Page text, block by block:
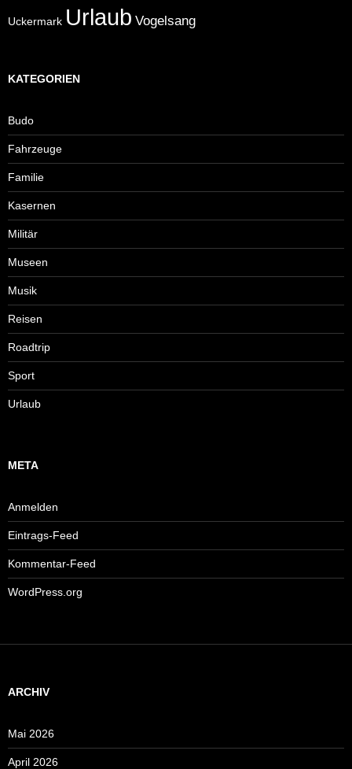
Uckermark Urlaub Vogelsang
KATEGORIEN
Budo
Fahrzeuge
Familie
Kasernen
Militär
Museen
Musik
Reisen
Roadtrip
Sport
Urlaub
META
Anmelden
Eintrags-Feed
Kommentar-Feed
WordPress.org
ARCHIV
Mai 2026
April 2026